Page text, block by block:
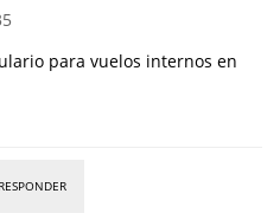
para vuelos internos en
RESPONDER